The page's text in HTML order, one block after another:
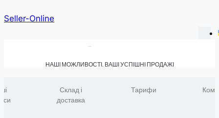
Seller-Online
НАШІ МОЖЛИВОСТІ. ВАШІ УСПІШНІ ПРОДАЖІ
Склад і
доставка
Тарифи